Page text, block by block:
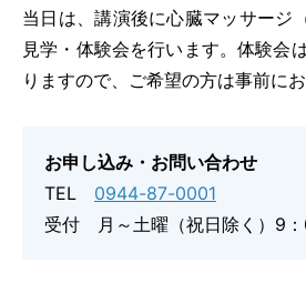
代表番号
TEL.0944-87-
外来受付時間
8：30～11：30／13：30～16：30
アクセス
当日は、講演後に心臓マッサージ
見学・体験会を行います。体験会
りますので、ご希望の方は事前に
お申し込み・お問い合わせ
TEL 0944-87-0001
受付 月～土曜（祝日除く）9